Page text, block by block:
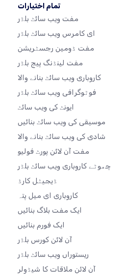
تمام اختیارات
مفت ویب سائٹ بلڈر
ای کامرس ویب سائٹ بلڈر
مفت ڈومین رجسٹریشن
مفت لینڈنگ پیج بلڈر
کاروباری ویب سائٹ بنانے والا
فوٹوگرافی ویب سائٹ بلڈر
ایونٹ کی ویب سائٹ
موسیقی کی ویب سائٹ بنائیں
شادی کی ویب سائٹ بنانے والا
مفت آن لائن پورٹ فولیو
چھوٹے کاروباری ویب سائٹ بلڈر
ڈیجیٹل کارڈ
کاروباری ای میل پتہ
ایک مفت بلاگ بنائیں
ایک فورم بنائیں
آن لائن کورس بلڈر
ریستوراں ویب سائٹ بلڈر
آن لائن ملاقات کا شیڈولر